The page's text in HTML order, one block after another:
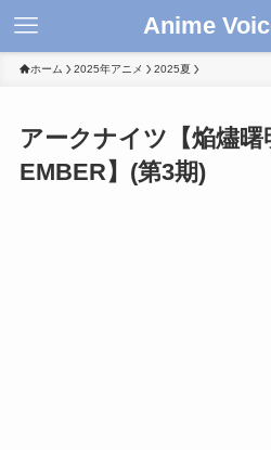
Anime
ホーム 2025年アニメ 2025夏
アークナイツ【焔燼曙
EMBER】(第3期)